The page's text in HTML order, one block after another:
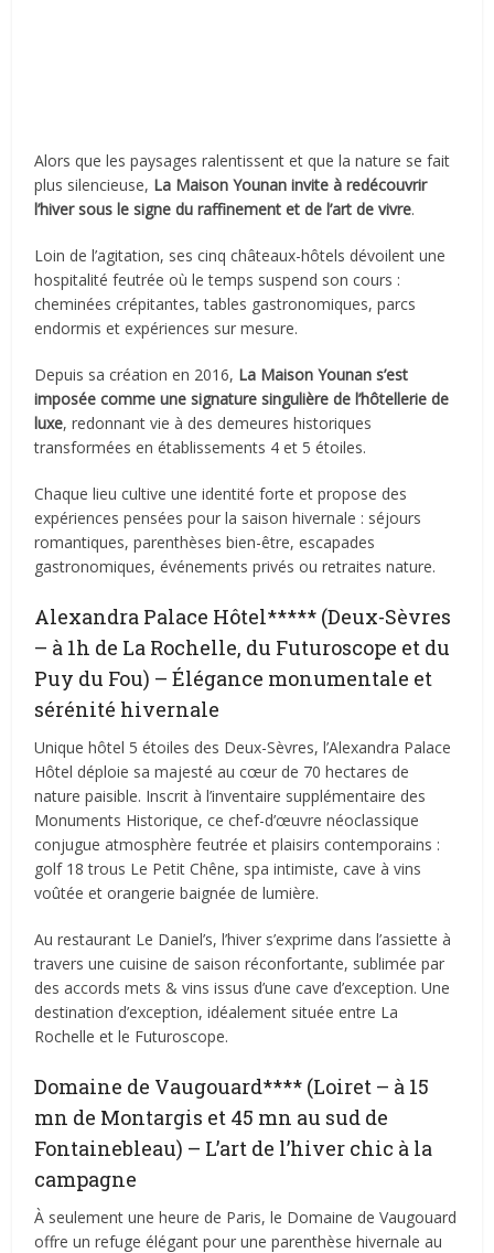
Alors que les paysages ralentissent et que la nature se fait
plus silencieuse, La Maison Younan invite à redécouvrir
l’hiver sous le signe du raffinement et de l’art de vivre.
Loin de l’agitation, ses cinq châteaux-hôtels dévoilent une
hospitalité feutrée où le temps suspend son cours :
cheminées crépitantes, tables gastronomiques, parcs
endormis et expériences sur mesure.
Depuis sa création en 2016, La Maison Younan s’est
imposée comme une signature singulière de l’hôtellerie de
luxe, redonnant vie à des demeures historiques
transformées en établissements 4 et 5 étoiles.
Chaque lieu cultive une identité forte et propose des
expériences pensées pour la saison hivernale : séjours
romantiques, parenthèses bien-être, escapades
gastronomiques, événements privés ou retraites nature.
Alexandra Palace Hôtel***** (Deux-Sèvres
– à 1h de La Rochelle, du Futuroscope et du
Puy du Fou) – Élégance monumentale et
sérénité hivernale
Unique hôtel 5 étoiles des Deux-Sèvres, l’Alexandra Palace
Hôtel déploie sa majesté au cœur de 70 hectares de
nature paisible. Inscrit à l’inventaire supplémentaire des
Monuments Historique, ce chef-d’œuvre néoclassique
conjugue atmosphère feutrée et plaisirs contemporains :
golf 18 trous Le Petit Chêne, spa intimiste, cave à vins
voûtée et orangerie baignée de lumière.
Au restaurant Le Daniel’s, l’hiver s’exprime dans l’assiette à
travers une cuisine de saison réconfortante, sublimée par
des accords mets & vins issus d’une cave d’exception. Une
destination d’exception, idéalement située entre La
Rochelle et le Futuroscope.
Domaine de Vaugouard**** (Loiret – à 15
mn de Montargis et 45 mn au sud de
Fontainebleau) – L’art de l’hiver chic à la
campagne
À seulement une heure de Paris, le Domaine de Vaugouard
offre un refuge élégant pour une parenthèse hivernale au